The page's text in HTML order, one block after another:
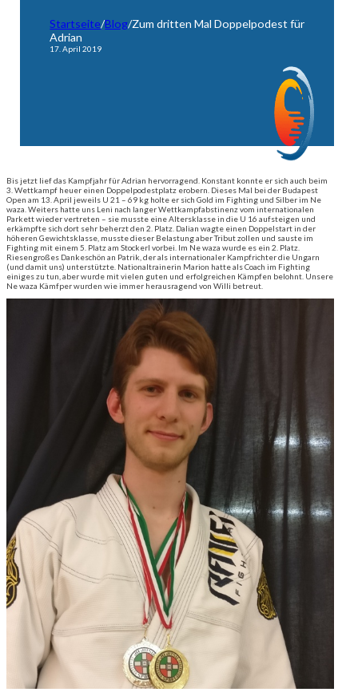
Startseite/Blog/Zum dritten Mal Doppelpodest für
Adrian
17. April 2019
Bis jetzt lief das Kampfjahr für Adrian hervorragend. Konstant konnte er sich auch beim
3. Wettkampf heuer einen Doppelpodestplatz erobern. Dieses Mal bei der Budapest
Open am 13. April jeweils U 21 – 69 kg holte er sich Gold im Fighting und Silber im Ne
waza. Weiters hatte uns Leni nach langer Wettkampfabstinenz vom internationalen
Parkett wieder vertreten – sie musste eine Altersklasse in die U 16 aufsteigen und
erkämpfte sich dort sehr beherzt den 2. Platz. Dalian wagte einen Doppelstart in der
höheren Gewichtsklasse, musste dieser Belastung aber Tribut zollen und sauste im
Fighting mit einem 5. Platz am Stockerl vorbei. Im Ne waza wurde es ein 2. Platz.
Riesengroßes Dankeschön an Patrik, der als internationaler Kampfrichter die Ungarn
(und damit uns) unterstützte. Nationaltrainerin Marion hatte als Coach im Fighting
einiges zu tun, aber wurde mit vielen guten und erfolgreichen Kämpfen belohnt. Unsere
Ne waza Kämfper wurden wie immer herausragend von Willi betreut.